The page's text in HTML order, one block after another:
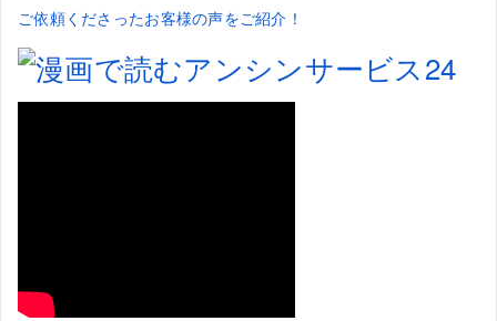
ご依頼くださったお客様の声をご紹介！